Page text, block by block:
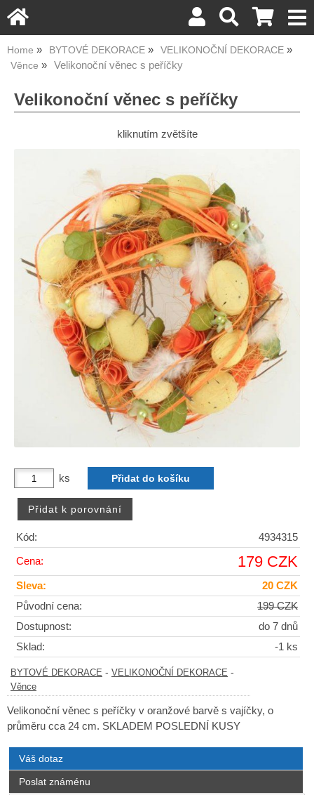
Home BYTOVÉ DEKORACE
VELIKONOČNÍ DEKORACE
Věnce
Velikonoční věnec s peříčky
Velikonoční věnec s peříčky
kliknutím zvětšíte
ks
Kód: 4934315
Cena: 179 CZK
Sleva:
20 CZK
Původní cena:
199 CZK
Dostupnost:
do 7 dnů
Sklad:
-1 ks
BYTOVÉ DEKORACE - VELIKONOČNÍ DEKORACE -
Věnce
Velikonoční věnec s peříčky v oranžové barvě s vajíčky, o
průměru cca 24 cm. SKLADEM POSLEDNÍ KUSY
Váš dotaz
Poslat známénu